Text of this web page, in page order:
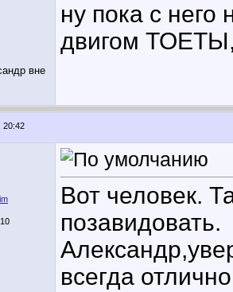
ну пока с него
двигом
20:42
Вот человек.
позавидовать.
всегда